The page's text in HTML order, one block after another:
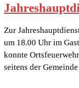
Zur
um 18.00 Uhr im
konnte
seitens der